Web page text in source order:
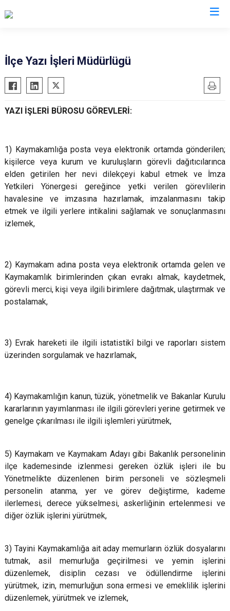
Altınözü
Belen
Dörtyol
Hassa
İskenderun
Kırıkhan
Kumlu
Yayladağı
Arsuz
Antakya
Defne
İlçe Yazı İşleri Müdürlügü
YAZI İŞLERİ BÜROSU GÖREVLERİ:
1) Kaymakamlığa posta veya elektronik ortamda gönderilen;
kişilerce veya kurum ve kuruluşların görevli dağıtıcılarınca
elden getirilen her nevi dilekçeyi kabul etmek ve İmza
Yetkileri Yönergesi gereğince yetki verilen görevlilerin
havalesine ve imzasına hazırlamak, imzalanmasını takip
etmek ve ilgili yerlere intikalini sağlamak ve sonuçlanmasını
izlemek,
2) Kaymakam adına posta veya elektronik ortamda gelen ve
Kaymakamlık birimlerinden çıkan evrakı almak, kaydetmek,
görevli merci, kişi veya ilgili birimlere dağıtmak, ulaştırmak ve
postalamak,
3) Evrak hareketi ile ilgili istatistikî bilgi ve raporları sistem
üzerinden sorgulamak ve hazırlamak,
4) Kaymakamlığın kanun, tüzük, yönetmelik ve Bakanlar Kurulu
kararlarının yayımlanması ile ilgili görevleri yerine getirmek ve
genelge çıkarılması ile ilgili işlemleri yürütmek,
5) Kaymakam ve Kaymakam Adayı gibi Bakanlık personelinin
ilçe kademesinde izlenmesi gereken özlük işleri ile bu
Yönetmelikte düzenlenen birim personeli ve sözleşmeli
personelin atanma, yer ve görev değiştirme, kademe
ilerlemesi, derece yükselmesi, askerliğinin ertelenmesi ve
diğer özlük işlerini yürütmek,
3) Tayini Kaymakamlığa ait aday memurların özlük dosyalarını
tutmak, asil memurluğa geçirilmesi ve yemin işlerini
düzenlemek, disiplin cezası ve ödüllendirme işlerini
yürütmek, izin, memurluğun sona ermesi ve emeklilik işlerini
düzenlemek, yürütmek ve izlemek,